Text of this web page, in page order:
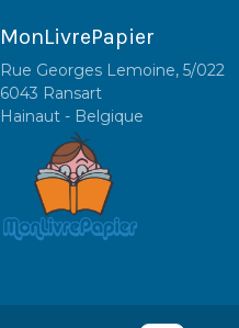
MonLivrePapier
Rue Georges Lemoine, 5/022
6043 Ransart
Hainaut - Belgique